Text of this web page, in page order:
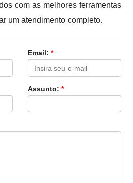
com as melhores ferramentas
um atendimento completo.
Email: *
Assunto: *